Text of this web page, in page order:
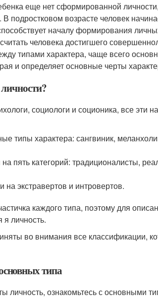
еще нет сформированной
возрасте человек
началу формирования
человека достигшего
типами характера, чаще всего
и определяет основные черты
социологи и соционика, все эти
типы характера: сангвиник,
пять категорий: традиционалисты,
экстравертов и интровертов.
каждого типа, поэтому для
я личность.
во внимания все классификации,
типа
личность, ознакомьтесь с основными